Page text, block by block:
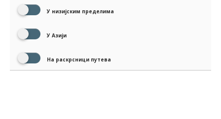
У низијским пределима
У Азији
На раскрсници путева